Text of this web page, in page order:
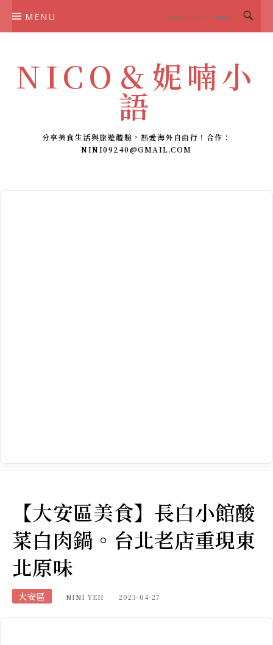
MENU
NICO＆妮喃小
語
分享美食生活與旅遊體驗，熱愛海外自由行！合作：
NINI09240@GMAIL.COM
【大安區美食】長白小館酸
菜白肉鍋。台北老店重現東
北原味
大安區 NINI YEH 2023-04-27